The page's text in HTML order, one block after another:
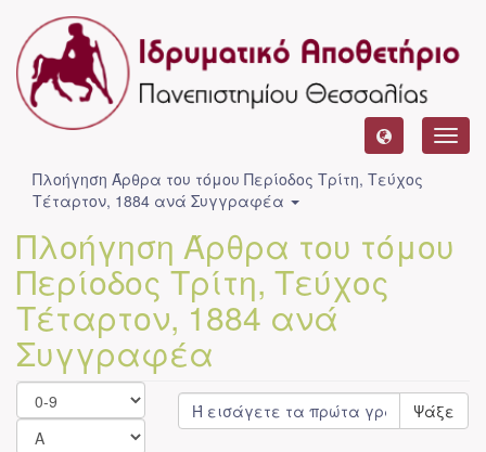
Πλοήγηση Άρθρα του τόμου Περίοδος Τρίτη, Τεύχος
Τέταρτον, 1884 ανά Συγγραφέα
Πλοήγηση Άρθρα του τόμου
Περίοδος Τρίτη, Τεύχος
Τέταρτον, 1884 ανά
Συγγραφέα
Ψάξε